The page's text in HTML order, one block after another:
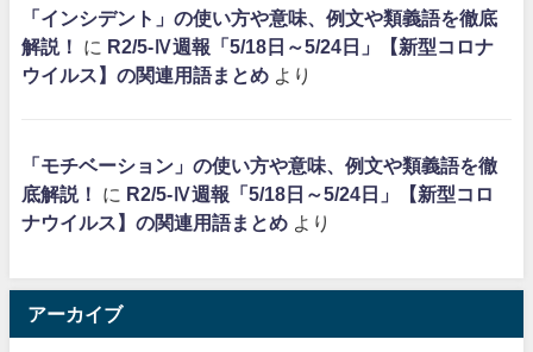
「インシデント」の使い方や意味、例文や類義語を徹底
解説！
に R2/5-Ⅳ週報「5/18日～5/24日」【新型コロナ
ウイルス】の関連用語まとめ より
「モチベーション」の使い方や意味、例文や類義語を徹
底解説！
に R2/5-Ⅳ週報「5/18日～5/24日」【新型コロ
ナウイルス】の関連用語まとめ より
アーカイブ